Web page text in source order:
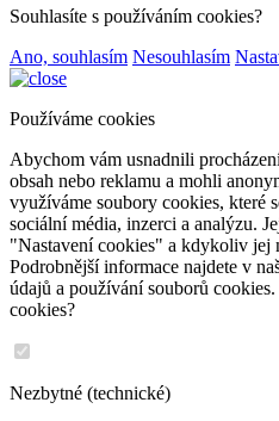
Souhlasíte s používáním cookies?
Ano, souhlasím Nesouhlasím
Používáme cookies
Abychom vám usnadnili
obsah nebo reklamu a mohli
využíváme soubory cookies, které
sociální média, inzerci a analýzu.
"Nastavení cookies" a kdykoliv jej
Podrobnější informace najdete v
údajů a používání souborů
cookies?
Nezbytné (technické)